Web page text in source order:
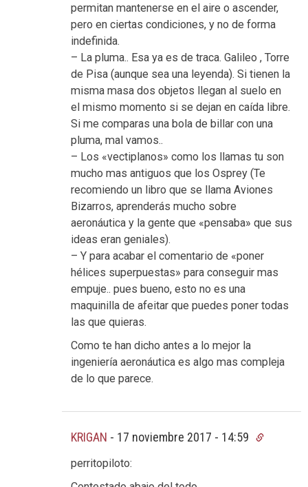
permitan mantenerse en el aire o ascender,
pero en ciertas condiciones, y no de forma
indefinida.
– La pluma.. Esa ya es de traca. Galileo , Torre
de Pisa (aunque sea una leyenda). Si tienen la
misma masa dos objetos llegan al suelo en
el mismo momento si se dejan en caída libre.
Si me comparas una bola de billar con una
pluma, mal vamos..
– Los «vectiplanos» como los llamas tu son
mucho mas antiguos que los Osprey (Te
recomiendo un libro que se llama Aviones
Bizarros, aprenderás mucho sobre
aeronáutica y la gente que «pensaba» que sus
ideas eran geniales).
– Y para acabar el comentario de «poner
hélices superpuestas» para conseguir mas
empuje.. pues bueno, esto no es una
maquinilla de afeitar que puedes poner todas
las que quieras.
Como te han dicho antes a lo mejor la
ingeniería aeronáutica es algo mas compleja
de lo que parece.
KRIGAN - 17 noviembre 2017 - 14:59
perritopiloto: